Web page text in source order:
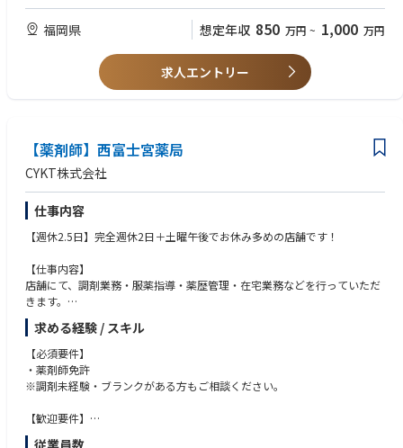
福岡県 想定年収 850 万円 ~ 1,000 万円
求人エントリー
【薬剤師】西富士宮薬局
CYKT株式会社
仕事内容
【週休2.5日】完全週休2日＋土曜午後でお休み多めの店舗です！
【仕事内容】
店舗にて、調剤業務・服薬指導・薬歴管理・在宅業務などを行っていただ
きます。
【詳細情報】
■店舗名・・・西富士宮薬局
■所在地・・・静岡県富士宮市西町23-1
■最寄駅・・・ＪＲ身延線「西富士宮駅」より徒歩5分
■処方箋枚数・・・80枚／日、在宅（個人宅1件）
求める経験 / スキル
【必須要件】
・薬剤師免許
※調剤未経験・ブランクがある方もご相談ください。
【歓迎要件】
・運転免許